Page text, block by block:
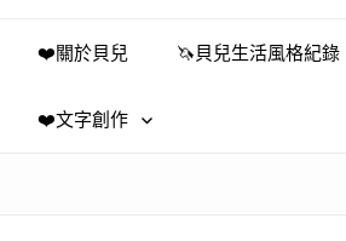
❤️關於貝兒 🦄️貝兒生活風格紀錄
❤️文字創作